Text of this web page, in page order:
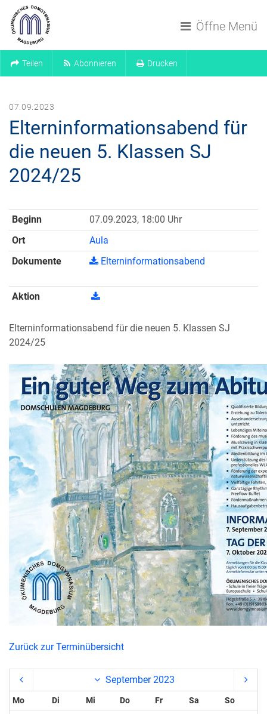
Öffne Menü
Teilen Abonnieren Drucken
07.09.2023
Elterninformationsabend für
die neuen 5. Klassen SJ
2024/25
Beginn
07.09.2023, 18:00 Uhr
Ort
Aula
Dokumente
Elterninformationsabend
Aktion
Elterninformationsabend für die neuen 5. Klassen SJ
2024/25
Zurück zur Terminübersicht
September 2023
Mo Di Mi Do Fr Sa
So